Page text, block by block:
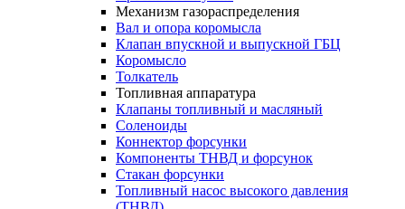
Механизм газораспределения
Вал и опора коромысла
Клапан впускной и выпускной ГБЦ
Коромысло
Толкатель
Топливная аппаратура
Клапаны топливный и масляный
Соленоиды
Коннектор форсунки
Компоненты ТНВД и форсунок
Стакан форсунки
Топливный насос высокого давления